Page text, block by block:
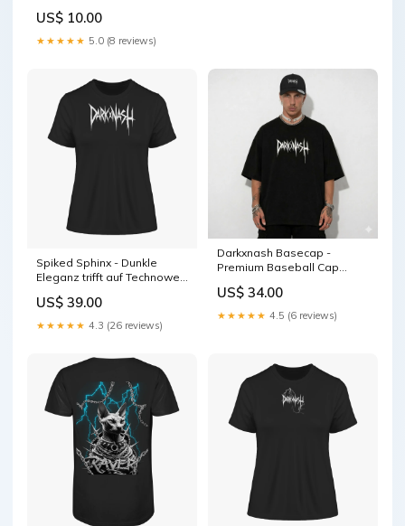
US$ 10.00
★★★★★ 5.0 (8 reviews)
Spiked Sphinx - Dunkle
Eleganz trifft auf Technowelt
Organic Shirt Organic
Oversize Sweatshirt
US$ 39.00
★★★★★ 4.3 (26 reviews)
Darkxnash Basecap -
Premium Baseball Cap
US$ 34.00
★★★★★ 4.5 (6 reviews)